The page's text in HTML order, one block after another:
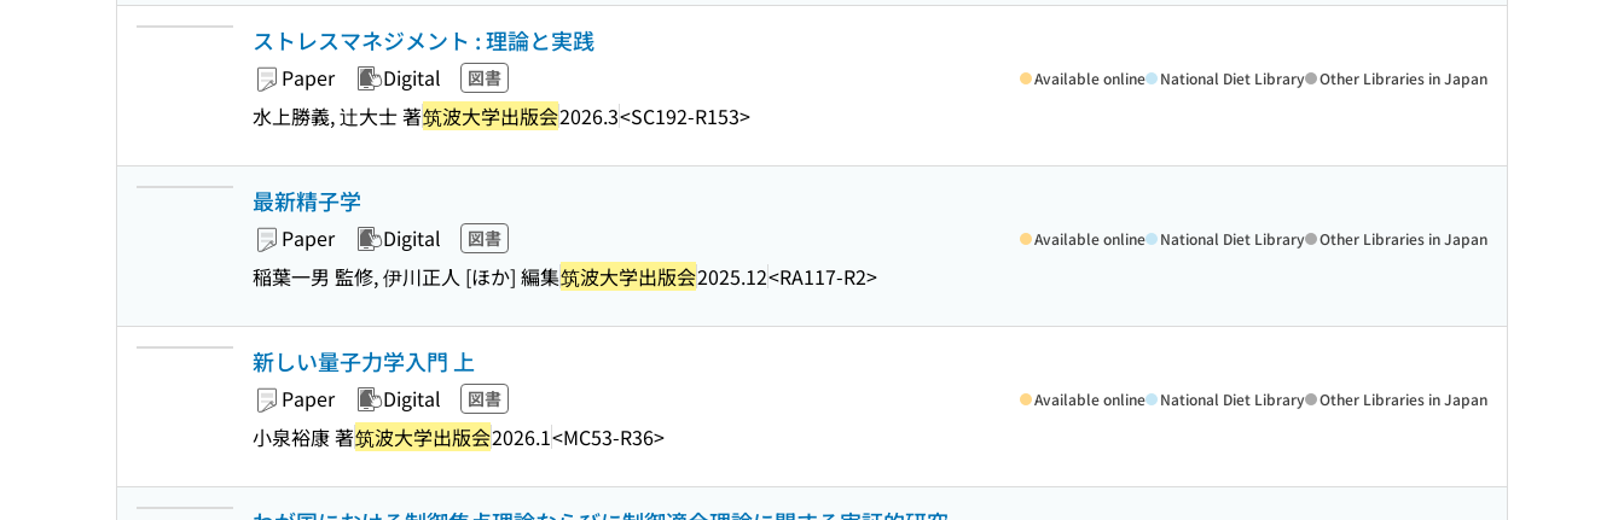
ストレスマネジメント : 理論と実践
Paper Digital 図書
水上勝義, 辻大士 著筑波大学出版会2026.3<SC192-R153>
Available online National Diet Library Other Libraries in Japan
最新精子学
Paper Digital 図書
稲葉一男 監修, 伊川正人 [ほか] 編集筑波大学出版会2025.12<RA117-R2>
Available online National Diet Library Other Libraries in Japan
新しい量子力学入門 上
Paper Digital 図書
小泉裕康 著筑波大学出版会2026.1<MC53-R36>
Available online National Diet Library Other Libraries in Japan